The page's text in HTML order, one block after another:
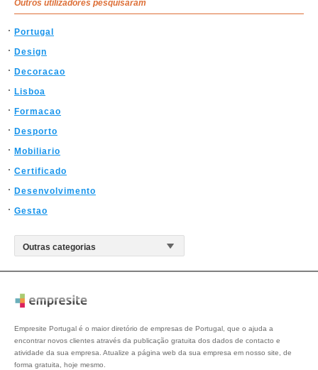
Outros utilizadores pesquisaram
Portugal
Design
Decoracao
Lisboa
Formacao
Desporto
Mobiliario
Certificado
Desenvolvimento
Gestao
Empresite Portugal é o maior diretório de empresas de Portugal, que o ajuda a
encontrar novos clientes através da publicação gratuita dos dados de contacto e
atividade da sua empresa. Atualize a página web da sua empresa em nosso site, de
forma gratuita, hoje mesmo.